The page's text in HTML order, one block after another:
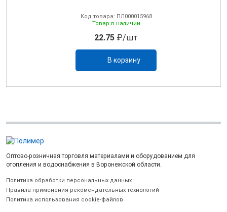
Код товара: ПЛ000015968
Товар в наличии
22.75 ₽/шт
В корзину
Оптово-розничная торговля материалами и оборудованием для
отопления и водоснабжения в Воронежской области.
Политика обработки персональных данных
Правила применения рекомендательных технологий
Политика использования cookie-файлов